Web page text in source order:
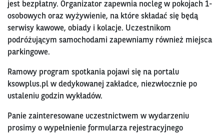
jest bezpłatny. Organizator zapewnia nocleg w pokojach 1-
osobowych oraz wyżywienie, na które składać się będą
serwisy kawowe, obiady i kolacje. Uczestnikom
podróżującym samochodami zapewniamy również miejsca
parkingowe.
Ramowy program spotkania pojawi się na portalu
ksowplus.pl w dedykowanej zakładce, niezwłocznie po
ustaleniu godzin wykładów.
Panie zainteresowane uczestnictwem w wydarzeniu
prosimy o wypełnienie formularza rejestracyjnego